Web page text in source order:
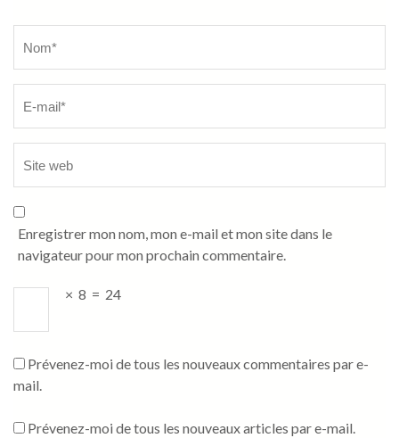
Enregistrer mon nom, mon e-mail et mon site dans le
navigateur pour mon prochain commentaire.
× 8 = 24
Prévenez-moi de tous les nouveaux commentaires par e-
mail.
Prévenez-moi de tous les nouveaux articles par e-mail.